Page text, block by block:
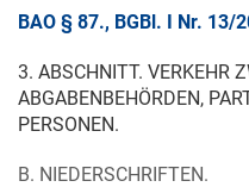
BAO § 87., BGBl. I Nr. 13/
3. ABSCHNITT. VERKEHR
ABGABENBEHÖRDEN,
PERSONEN.
B. NIEDERSCHRIFTEN.